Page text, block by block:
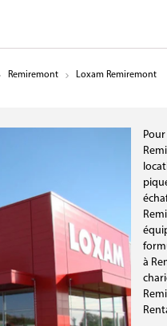
Remiremont Loxam Remiremont
à